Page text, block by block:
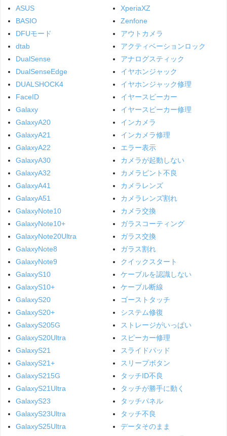
ASUS
BASIO
DFUモード
dtab
DualSense
DualSenseEdge
DUALSHOCK4
FaceID
Galaxy
GalaxyA20
GalaxyA21
GalaxyA22
GalaxyA30
GalaxyA32
GalaxyA41
GalaxyA51
GalaxyNote10
GalaxyNote10+
GalaxyNote20Ultra
GalaxyNote8
GalaxyNote9
GalaxyS10
GalaxyS10+
GalaxyS20
GalaxyS20+
GalaxyS205G
GalaxyS20Ultra
GalaxyS21
GalaxyS21+
GalaxyS215G
GalaxyS21Ultra
GalaxyS23
GalaxyS23Ultra
GalaxyS25Ultra
XperiaXZ
Zenfone
アウトカメラ
アクティベーションロック
アナログスティック
イヤホンジャック
イヤホンジャック修理
イヤースピーカー
イヤースピーカー修理
インカメラ
インカメラ修理
エラー表示
カメラが起動しない
カメラピント不良
カメラレンズ
カメラレンズ割れ
カメラ交換
ガラスコーティング
ガラス交換
ガラス割れ
クイックスタート
ケーブルを認識しない
ケーブル断線
ゴーストタッチ
システム修復
ストレージがいっぱい
スピーカー修理
スライドパッド
スリープボタン
タッチID不良
タッチが勝手に動く
タッチパネル
タッチ不良
データそのまま